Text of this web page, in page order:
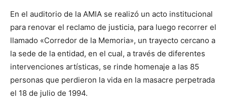
En el auditorio de la AMIA se realizó un acto institucional
para renovar el reclamo de justicia, para luego recorrer el
llamado «Corredor de la Memoria», un trayecto cercano a
la sede de la entidad, en el cual, a través de diferentes
intervenciones artísticas, se rinde homenaje a las 85
personas que perdieron la vida en la masacre perpetrada
el 18 de julio de 1994.